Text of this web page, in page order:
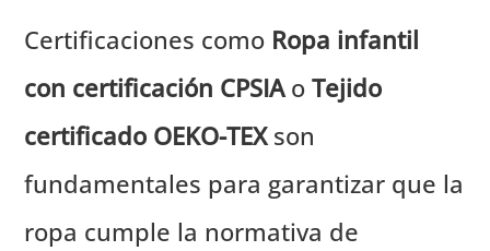
Certificaciones como Ropa infantil
con certificación CPSIAoTejido
certificado OEKO-TEXson
fundamentales para garantizar que la
ropa cumple la normativa de